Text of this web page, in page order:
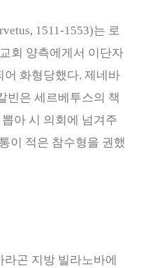
1511-1553)는 로
회 양측에게서 이단자
어 화형당했다. 제네바
빈은 세르베투스의 책
뽑아 시 의회에 넘겨주
이 적은 참수형을 권했
곤 지방 빌라노바에